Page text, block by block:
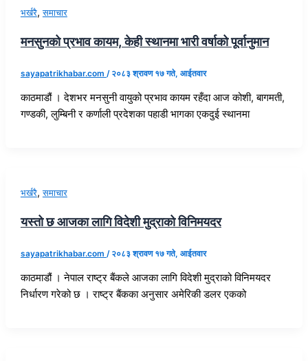
भर्खरै,समाचार
मनसुनको प्रभाव कायम, केही स्थानमा भारी वर्षाको पूर्वानुमान
sayapatrikhabar.com / २०८३ श्रावण १७ गते, आईतवार
काठमाडौं । देशभर मनसुनी वायुको प्रभाव कायम रहँदा आज कोशी, बागमती,
गण्डकी, लुम्बिनी र कर्णाली प्रदेशका पहाडी भागका एकदुई स्थानमा
भर्खरै,समाचार
यस्तो छ आजका लागि विदेशी मुद्राको विनिमयदर
sayapatrikhabar.com / २०८३ श्रावण १७ गते, आईतवार
काठमाडौं । नेपाल राष्ट्र बैंकले आजका लागि विदेशी मुद्राको विनिमयदर
निर्धारण गरेको छ । राष्ट्र बैंकका अनुसार अमेरिकी डलर एकको